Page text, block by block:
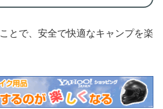
とで、安全で快適なキャンプを楽